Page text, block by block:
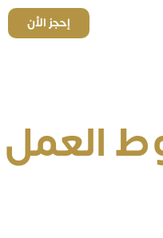
إحجز الأن
العمل